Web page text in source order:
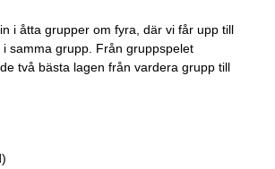
i åtta grupper om fyra, där vi får upp till
i samma grupp. Från gruppspelet
två bästa lagen från vardera grupp till